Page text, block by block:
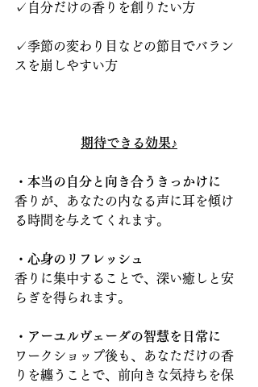
✓自分だけの香りを創りたい方
✓季節の変わり目などの節目でバラン
スを崩しやすい方
期待できる効果♪
・本当の自分と向き合うきっかけに
香りが、あなたの内なる声に耳を傾け
る時間を与えてくれます。
・心身のリフレッシュ
香りに集中することで、深い癒しと安
らぎを得られます。
・アーユルヴェーダの智慧を日常に
ワークショップ後も、あなただけの香
りを纏うことで、前向きな気持ちを保